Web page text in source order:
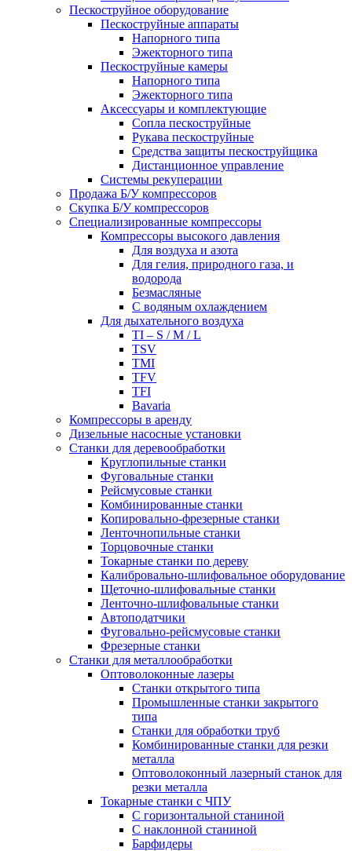
Пескоструйное оборудование
Пескоструйные аппараты
Напорного типа
Эжекторного типа
Пескоструйные камеры
Напорного типа
Эжекторного типа
Аксессуары и комплектующие
Сопла пескоструйные
Рукава пескоструйные
Средства защиты пескоструйщика
Дистанционное управление
Системы рекуперации
Продажа Б/У компрессоров
Скупка Б/У компрессоров
Специализированные компрессоры
Компрессоры высокого давления
Для воздуха и азота
Для гелия, природного газа, и
водорода
Безмасляные
С водяным охлаждением
Для дыхательного воздуха
TI – S / M / L
TSV
TMI
TFV
TFI
Bavaria
Компрессоры в аренду
Дизельные насосные установки
Станки для деревообработки
Круглопильные станки
Фуговальные станки
Рейсмусовые станки
Комбинированные станки
Копировально-фрезерные станки
Ленточнопильные станки
Торцовочные станки
Токарные станки по дереву
Калибровально-шлифовальное оборудование
Щеточно-шлифовальные станки
Ленточно-шлифовальные станки
Автоподатчики
Фуговально-рейсмусовые станки
Фрезерные станки
Станки для металлообработки
Оптоволоконные лазеры
Станки открытого типа
Промышленные станки закрытого
типа
Станки для обработки труб
Комбинированные станки для резки
металла
Оптоволоконный лазерный станок для
резки металла
Токарные станки с ЧПУ
С горизонтальной станиной
С наклонной станиной
Барфидеры